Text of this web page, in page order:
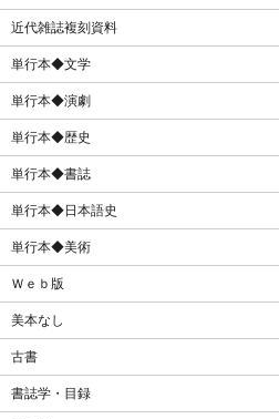
近代雑誌複刻資料
単行本◆文学
単行本◆演劇
単行本◆歴史
単行本◆書誌
単行本◆日本語史
単行本◆美術
Ｗｅｂ版
美本なし
古書
書誌学・目録